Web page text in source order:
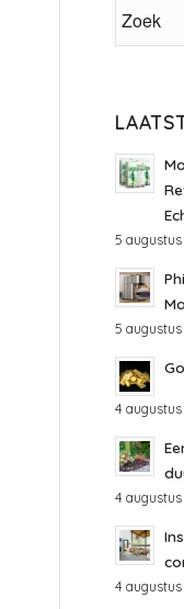
5
5 augustus
4
4
4